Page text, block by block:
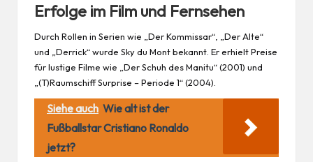
Erfolge im Film und Fernsehen
Durch Rollen in Serien wie „Der Kommissar“, „Der Alte“
und „Derrick“ wurde Sky du Mont bekannt. Er erhielt Preise
für lustige Filme wie „Der Schuh des Manitu“ (2001) und
„(T)Raumschiff Surprise – Periode 1“ (2004).
Siehe auch Wie alt ist der
Fußballstar Cristiano Ronaldo
jetzt?